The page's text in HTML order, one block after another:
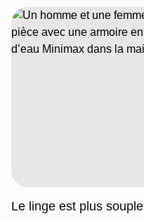
Le linge est plus souple